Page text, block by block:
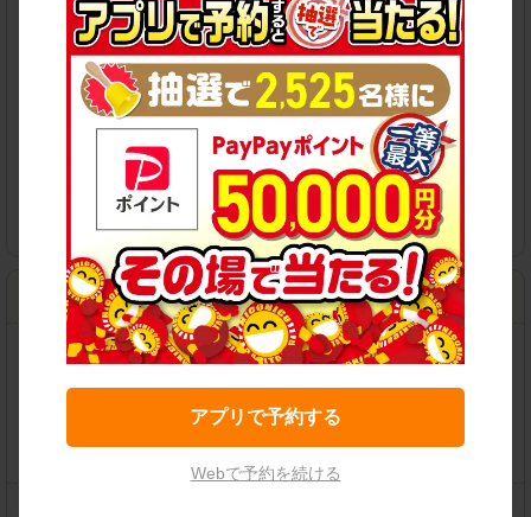
保有車両クラス
各種サービス
伊丹西台店
住所：伊丹市西台2-7-11 地図
この店舗で予約する
アプリで予約する
Webで予約を続ける